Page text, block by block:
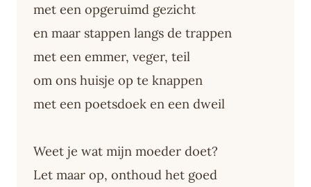
met een opgeruimd gezicht
en maar stappen langs de trappen
met een emmer, veger, teil
om ons huisje op te knappen
met een poetsdoek en een dweil
Weet je wat mijn moeder doet?
Let maar op, onthoud het goed